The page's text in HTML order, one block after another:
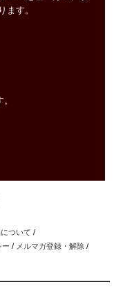
ます。
ついて /
ー / メルマガ登録・解除 /